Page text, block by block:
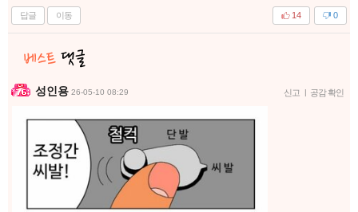
답글 이동 0
14
성인용 26-05-10 08:29 신고 | 공감 확인